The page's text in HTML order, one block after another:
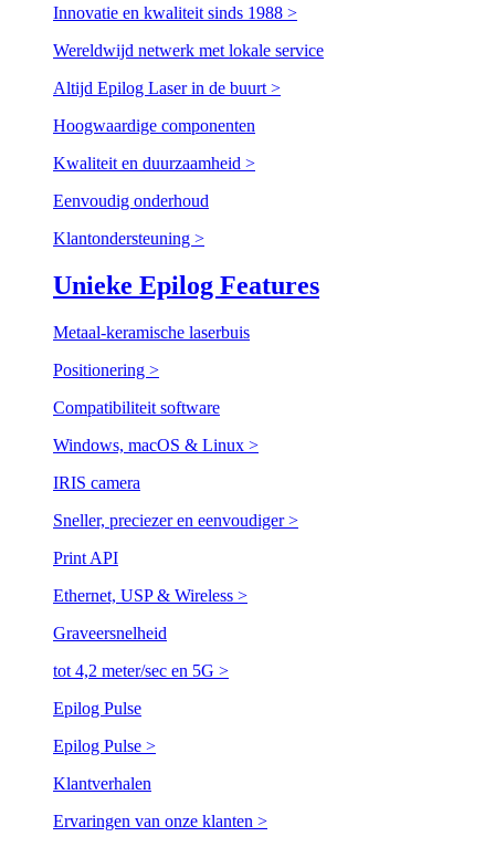
Innovatie en kwaliteit sinds 1988 >
Wereldwijd netwerk met lokale service
Altijd Epilog Laser in de buurt >
Hoogwaardige componenten
Kwaliteit en duurzaamheid >
Eenvoudig onderhoud
Klantondersteuning >
Unieke Epilog Features
Metaal-keramische laserbuis
Positionering >
Compatibiliteit software
Windows, macOS & Linux >
IRIS camera
Sneller, preciezer en eenvoudiger>
Print API
Ethernet, USP & Wireless >
Graveersnelheid
tot 4,2 meter/sec en 5G >
Epilog Pulse
Epilog Pulse >
Klantverhalen
Ervaringen van onze klanten >